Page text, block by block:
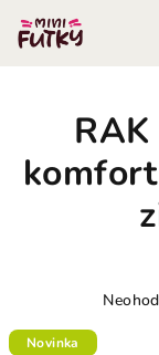
obsah
Novinka